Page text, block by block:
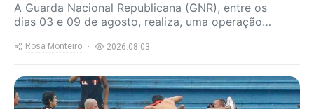
A Guarda Nacional Republicana (GNR), entre os
dias 03 e 09 de agosto, realiza, uma operação…
Rosa Monteiro 2026.08.03
https://www.ruadireita.pt/wp-
content/uploads/2022/09/foot-